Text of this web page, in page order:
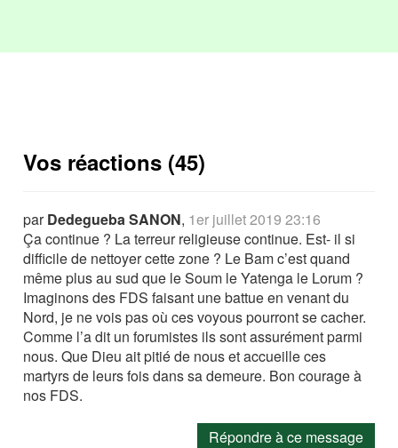
Vos réactions (45)
parDedegueba SANON, 1er juillet 2019 23:16
Ça continue ? La terreur religieuse continue. Est- il si
difficile de nettoyer cette zone ? Le Bam c’est quand
même plus au sud que le Soum le Yatenga le Lorum ?
Imaginons des FDS faisant une battue en venant du
Nord, je ne vois pas où ces voyous pourront se cacher.
Comme l’a dit un forumistes ils sont assurément parmi
nous. Que Dieu ait pitié de nous et accueille ces
martyrs de leurs fois dans sa demeure. Bon courage à
nos FDS.
Répondre à ce message